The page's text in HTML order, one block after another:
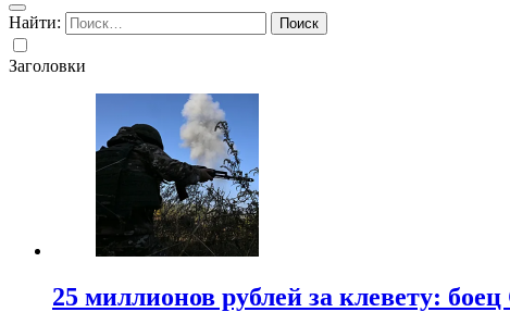
Найти:
Заголовки
25 миллионов рублей за клевету: